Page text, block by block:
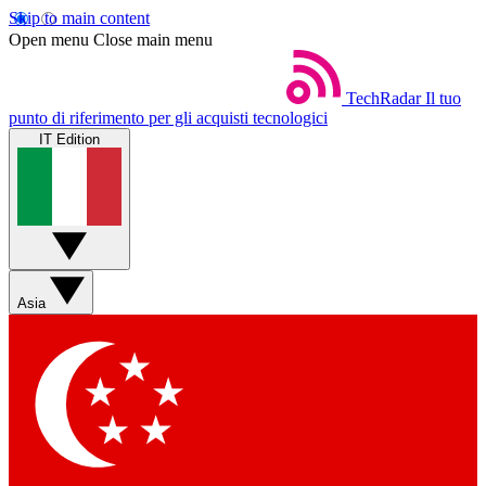
Skip to main content
Open menu Close main menu
TechRadar Il tuo
punto di riferimento per gli acquisti tecnologici
IT Edition
Asia